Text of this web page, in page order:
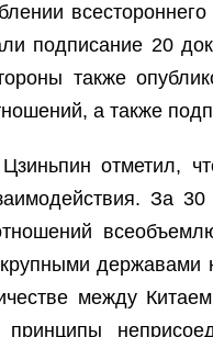
подписание 20
также
а также
отметил,
За
державами
между